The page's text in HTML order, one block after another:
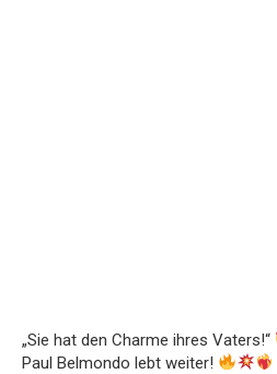
„Sie hat den Charme ihres Vaters!“
Paul Belmondo lebt weiter!